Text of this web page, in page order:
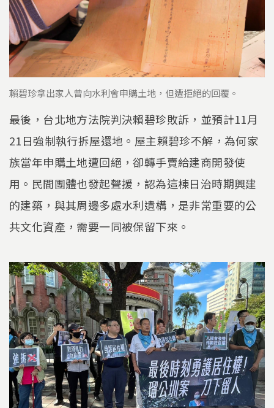
賴碧珍拿出家人曾向水利會申購土地，但遭拒絕的回覆。
最後，台北地方法院判決賴碧珍敗訴，並預計11月
21日強制執行拆屋還地。屋主賴碧珍不解，為何家
族當年申購土地遭回絕，卻轉手賣給建商開發使
用。民間團體也發起聲援，認為這棟日治時期興建
的建築，與其周邊多處水利遺構，是非常重要的公
共文化資產，需要一同被保留下來。